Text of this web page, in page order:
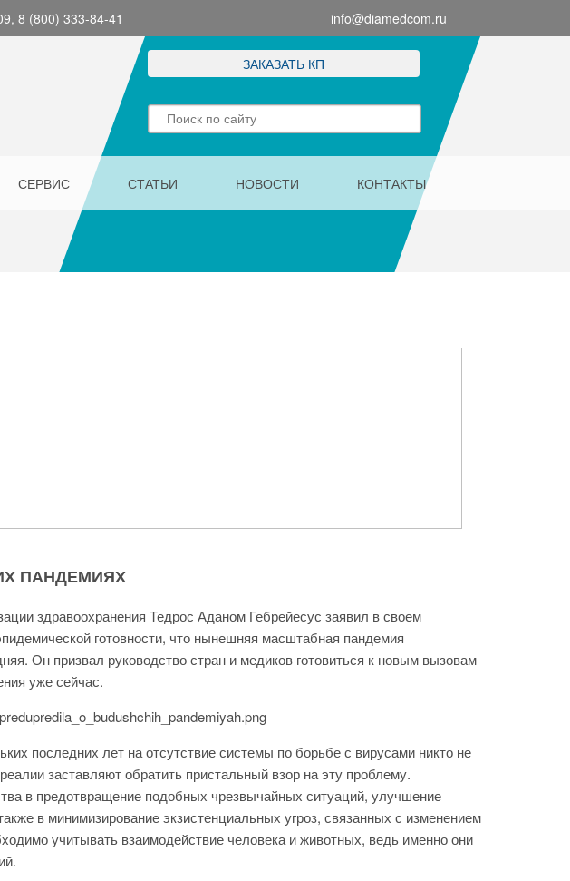
8 (800) 333-84-41 info@diamedcom.ru
ЗАКАЗАТЬ КП
СЕРВИС СТАТЬИ НОВОСТИ КОНТАКТЫ
ПАНДЕМИЯХ
здравоохранения Тедрос Аданом Гебрейесус заявил в своем
готовности, что нынешняя масштабная пандемия
Он призвал руководство стран и медиков готовиться к новым вызовам
уже сейчас.
последних лет на отсутствие системы по борьбе с вирусами никто не
заставляют обратить пристальный взор на эту проблему.
в предотвращение подобных чрезвычайных ситуаций, улучшение
в минимизирование экзистенциальных угроз, связанных с изменением
учитывать взаимодействие человека и животных, ведь именно они